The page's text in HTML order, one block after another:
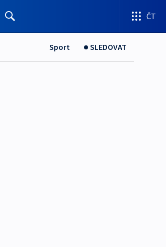
ČT
Sport SLEDOVAT